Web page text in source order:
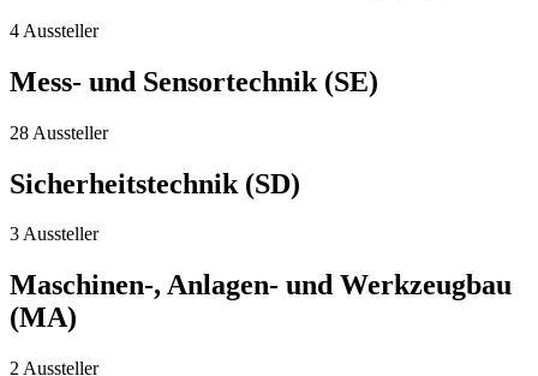
4 Aussteller
Mess- und Sensortechnik (SE)
28 Aussteller
Sicherheitstechnik (SD)
3 Aussteller
Maschinen-, Anlagen- und Werkzeugbau
(MA)
2 Aussteller